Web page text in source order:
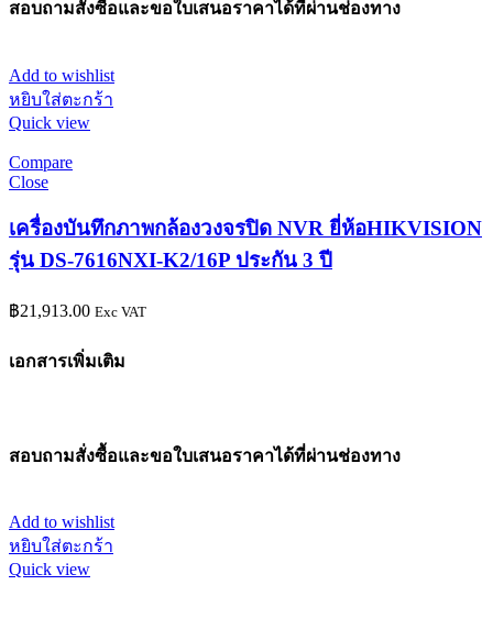
สอบถามสั่งซื้อและขอใบเสนอราคาได้ที่ผ่านช่องทาง
Add to wishlist
หยิบใส่ตะกร้า
Quick view
Compare
Close
เครื่องบันทึกภาพกล้องวงจรปิด NVR ยี่ห้อHIKVISION
รุ่น DS-7616NXI-K2/16P ประกัน 3 ปี
฿21,913.00 Exc VAT
เอกสารเพิ่มเติม
สอบถามสั่งซื้อและขอใบเสนอราคาได้ที่ผ่านช่องทาง
Add to wishlist
หยิบใส่ตะกร้า
Quick view